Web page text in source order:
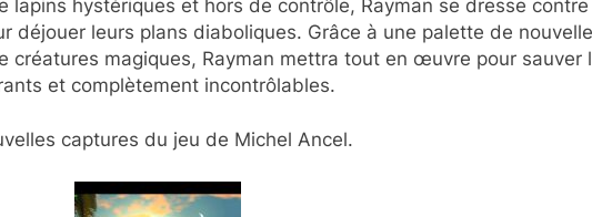
lapins hystériques et hors de contrôle, Rayman se dresse contre
déjouer leurs plans diaboliques. Grâce à une palette de
créatures magiques, Rayman mettra tout en œuvre pour sauver
et complètement incontrôlables.
captures du jeu de Michel Ancel.